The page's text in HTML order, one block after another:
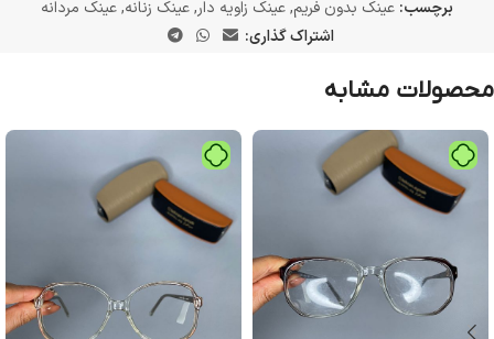
برچسب: عینک بدون فریم,عینک زاویه دار,عینک زنانه,عینک مردانه
اشتراک گذاری:
محصولات مشابه